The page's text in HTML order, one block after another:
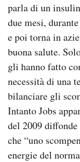
parla di un
due mesi,
e poi torna in
buona salute.
gli hanno fatto
necessità di una
bilanciare gli
Intanto Jobs
del 2009
che “uno
energie del